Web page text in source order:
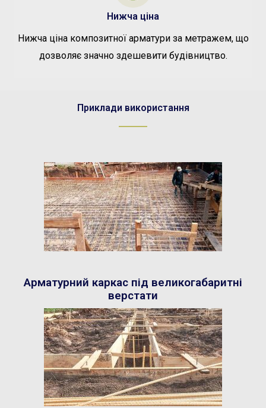
Нижча ціна
Нижча ціна композитної арматури за метражем, що
дозволяє значно здешевити будівництво.
Приклади використання
Арматурний каркас під великогабаритні
верстати